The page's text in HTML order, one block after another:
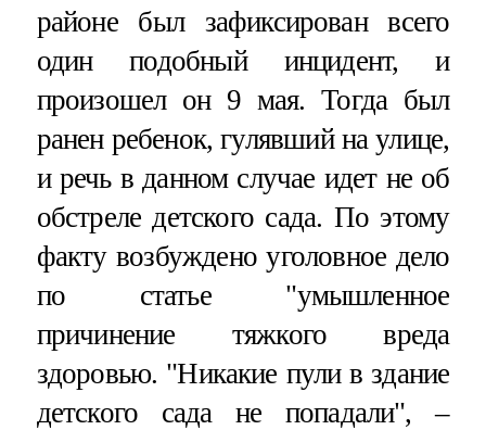
районе был зафиксирован всего
один подобный инцидент, и
произошел он 9 мая. Тогда был
ранен ребенок, гулявший на улице,
и речь в данном случае идет не об
обстреле детского сада. По этому
факту возбуждено уголовное дело
по статье "умышленное
причинение тяжкого вреда
здоровью. "Никакие пули в здание
детского сада не попадали", –